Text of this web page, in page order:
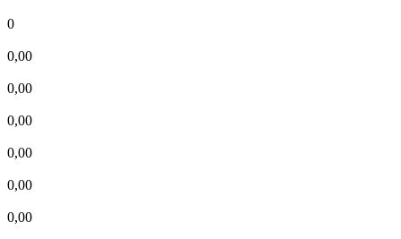
0
0,00
0,00
0,00
0,00
0,00
0,00